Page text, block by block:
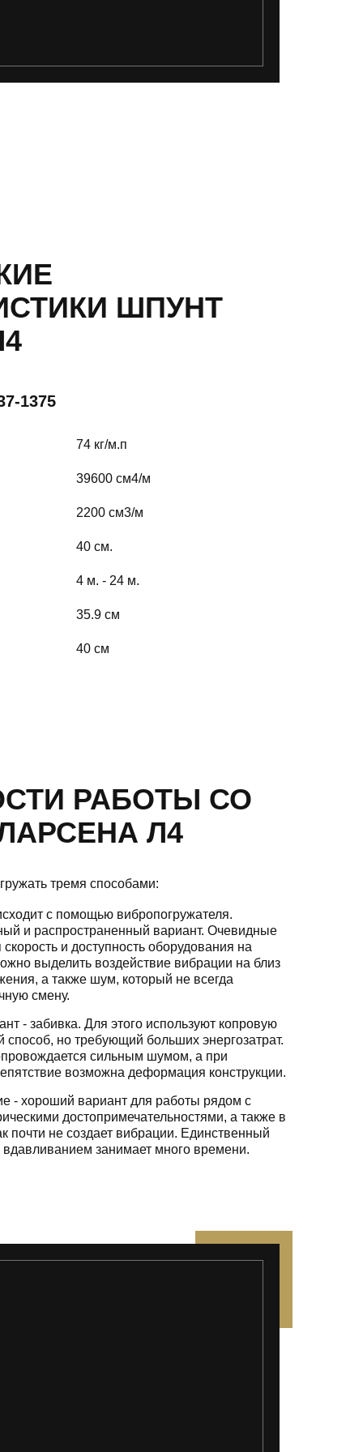
ШПУНТ
1375
74 кг/м.п
39600 cм4/м
2200 cм3/м
40 см.
4 м. - 24 м.
35.9 см
40 см
РАБОТЫ СО
Л4
тремя способами:
с помощью вибропогружателя.
и распространенный вариант. Очевидные
и доступность оборудования на
выделить воздействие вибрации на близ
а также шум, который не всегда
смену.
- забивка. Для этого используют копровую
способ, но требующий больших энергозатрат.
сильным шумом, а при
возможна деформация конструкции.
- хороший вариант для работы рядом с
достопримечательностями, а также в
почти не создает вибрации. Единственный
вдавливанием занимает много времени.